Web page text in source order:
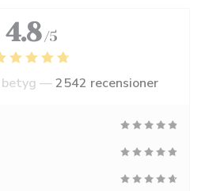
4.8 /5
betyg —2542 recensioner